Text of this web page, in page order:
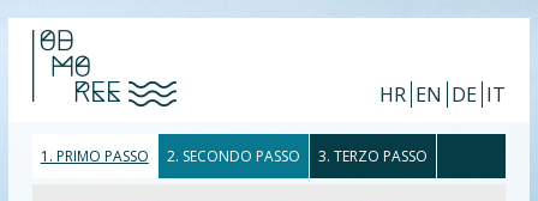
HR EN DE IT
1. PRIMO PASSO 2. SECONDO PASSO 3. TERZO PASSO